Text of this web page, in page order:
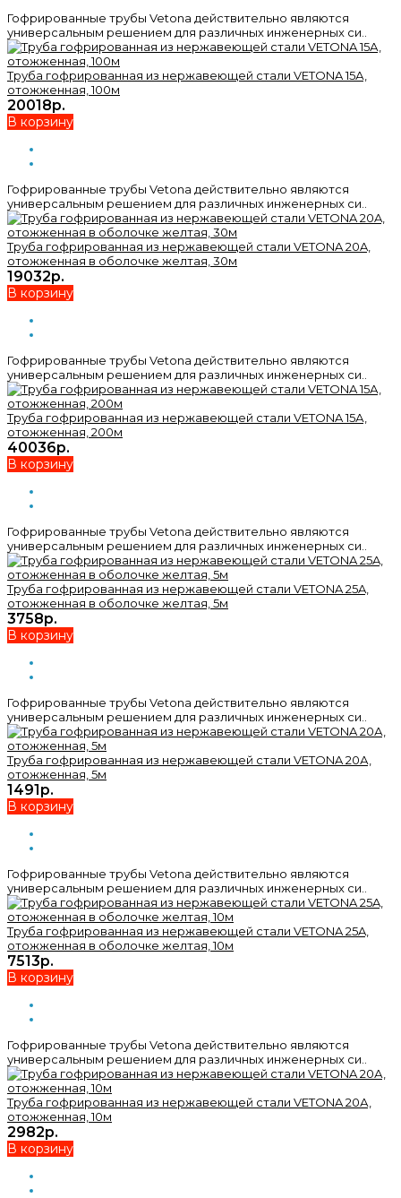
Гофрированные трубы Vetona действительно являются
универсальным решением для различных инженерных си..
Труба гофрированная из нержавеющей стали VETONA 15А,
отожженная, 100м
20018р.
В корзину
Гофрированные трубы Vetona действительно являются
универсальным решением для различных инженерных си..
Труба гофрированная из нержавеющей стали VETONA 20A,
отожженная в оболочке желтая, 30м
19032р.
В корзину
Гофрированные трубы Vetona действительно являются
универсальным решением для различных инженерных си..
Труба гофрированная из нержавеющей стали VETONA 15А,
отожженная, 200м
40036р.
В корзину
Гофрированные трубы Vetona действительно являются
универсальным решением для различных инженерных си..
Труба гофрированная из нержавеющей стали VETONA 25A,
отожженная в оболочке желтая, 5м
3758р.
В корзину
Гофрированные трубы Vetona действительно являются
универсальным решением для различных инженерных си..
Труба гофрированная из нержавеющей стали VETONA 20А,
отожженная, 5м
1491р.
В корзину
Гофрированные трубы Vetona действительно являются
универсальным решением для различных инженерных си..
Труба гофрированная из нержавеющей стали VETONA 25A,
отожженная в оболочке желтая, 10м
7513р.
В корзину
Гофрированные трубы Vetona действительно являются
универсальным решением для различных инженерных си..
Труба гофрированная из нержавеющей стали VETONA 20А,
отожженная, 10м
2982р.
В корзину